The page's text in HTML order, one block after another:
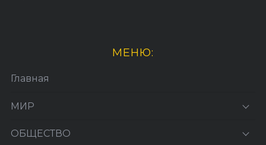
МЕНЮ:
Главная
МИР
ОБЩЕСТВО